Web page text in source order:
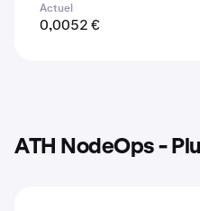
Actuel
0,0052 €
ATH NodeOps -